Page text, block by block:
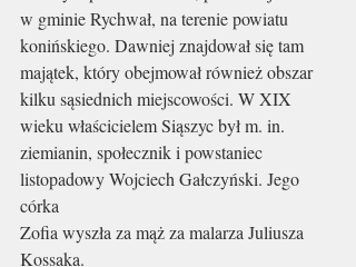
w gminie Rychwał, na terenie powiatu
konińskiego. Dawniej znajdował się tam
majątek, który obejmował również obszar
kilku sąsiednich miejscowości. W XIX
wieku właścicielem Siąszyc był m. in.
ziemianin, społecznik i powstaniec
listopadowy Wojciech Gałczyński. Jego
córka
Zofia wyszła za mąż za malarza Juliusza
Kossaka.